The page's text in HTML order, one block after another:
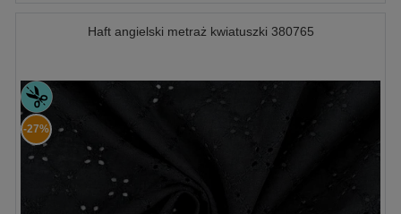
Haft angielski metraż kwiatuszki 380765
-27%